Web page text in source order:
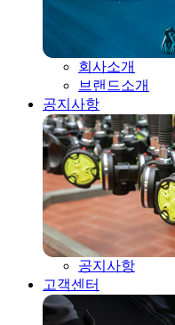
회사소개
브랜드소개
공지사항
공지사항
고객센터